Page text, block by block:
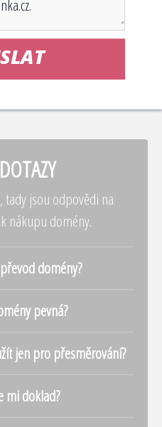
tady jsou odpovědi na
nákupu domény.
domény?
pevná?
jen pro přesměrování?
mi doklad?